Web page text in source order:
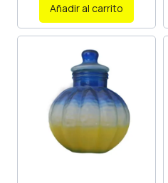
Añadir al carrito